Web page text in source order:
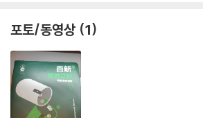
포토/동영상 (1)